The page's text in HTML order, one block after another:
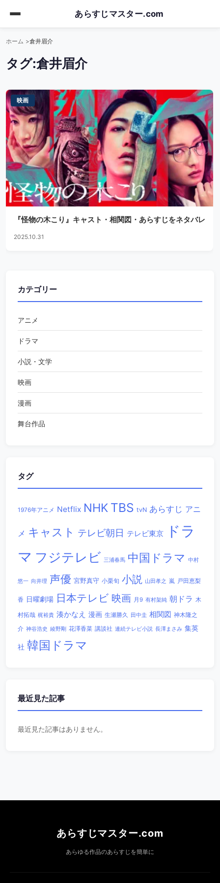
あらすじマスター.com
ホーム 倉井眉介
タグ:倉井眉介
映画
『怪物の木こり』キャスト・相関図・あらすじをネタバレ
2025.10.31
カテゴリー
アニメ
ドラマ
小説・文学
映画
漫画
舞台作品
タグ
1976年アニメ Netflix NHK TBS tvN あらすじ アニ
メ キャスト テレビ朝日 テレビ東京
ドラ
マ フジテレビ 三浦春馬 中国ドラマ 中村
悠一 向井理 声優 宮野真守 小栗旬 小説 山田孝之 嵐 戸田恵梨
香 日曜劇場 日本テレビ 映画 月9 有村架純 朝ドラ 木
村拓哉 梶裕貴 湊かなえ 漫画 生瀬勝久 田中圭 相関図 神木隆之
介 神谷浩史 綾野剛 花澤香菜 講談社 連続テレビ小説 長澤まさみ 集英
社 韓国ドラマ
最近見た記事
最近見た記事はありません。
あらすじマスター.com
あらゆる作品のあらすじを簡単に